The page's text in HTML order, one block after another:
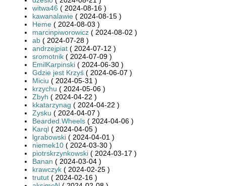
witwa46 ( 2024-08-16 )
kawanalawie ( 2024-08-15 )
Heme ( 2024-08-03 )
marcinpiworowicz ( 2024-08-02 )
ab ( 2024-07-28 )
andrzejpiat ( 2024-07-12 )
sromotnik ( 2024-07-09 )
EmilKarpinski ( 2024-06-30 )
Gdzie jest Krzyś ( 2024-06-07 )
Miciu ( 2024-05-31 )
krzychu ( 2024-05-06 )
Zbyh ( 2024-04-22 )
kkatarzynag ( 2024-04-22 )
Zysku ( 2024-04-07 )
Bearded.Wheels ( 2024-04-06 )
Karql ( 2024-04-05 )
lgrabowski ( 2024-04-01 )
niemek10 ( 2024-03-30 )
piotrskrzynkowski ( 2024-03-17 )
Banan ( 2024-03-04 )
krawczyk ( 2024-02-25 )
trutut ( 2024-02-16 )